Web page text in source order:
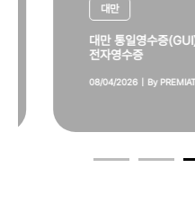
대만 통일영수증(GUI)
전자영수증
08/04/2026 | By PREMIATNC